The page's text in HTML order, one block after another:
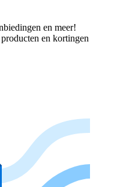
en meer!
en kortingen